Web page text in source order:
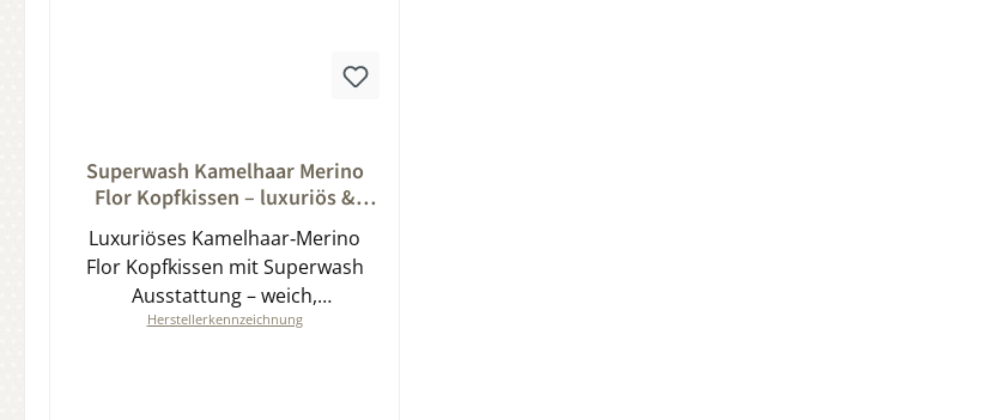
Durchschnittliche Bewertung von 0 von 5 Sternen
Superwash Kamelhaar Merino
Flor Kopfkissen – luxuriös &
pflegeleicht
Luxuriöses Kamelhaar‑Merino
Flor Kopfkissen mit Superwash
Ausstattung – weich,
klimaregulierend, anschmiegsam
Herstellerkennzeichnung